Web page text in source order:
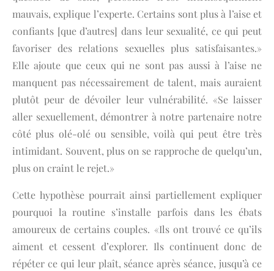
mauvais, explique l’experte. Certains sont plus à l’aise et
confiants [que d’autres] dans leur sexualité, ce qui peut
favoriser des relations sexuelles plus satisfaisantes.»
Elle ajoute que ceux qui ne sont pas aussi à l’aise ne
manquent pas nécessairement de talent, mais auraient
plutôt peur de dévoiler leur vulnérabilité. «Se laisser
aller sexuellement, démontrer à notre partenaire notre
côté plus olé-olé ou sensible, voilà qui peut être très
intimidant. Souvent, plus on se rapproche de quelqu’un,
plus on craint le rejet.»
Cette hypothèse pourrait ainsi partiellement expliquer
pourquoi la routine s’installe parfois dans les ébats
amoureux de certains couples. «Ils ont trouvé ce qu’ils
aiment et cessent d’explorer. Ils continuent donc de
répéter ce qui leur plaît, séance après séance, jusqu’à ce